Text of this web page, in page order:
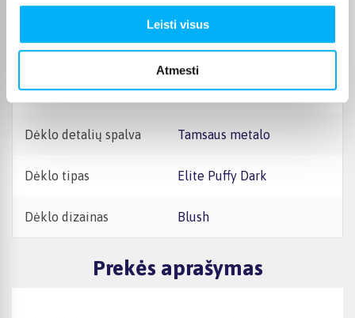
Leisti visus
Atmesti
Gamintojas Burga
Telefono gamintojas Apple
Telefono modelis iPhone 16 Pro Max
Dėklo detalių spalva Tamsaus metalo
Dėklo tipas Elite Puffy Dark
Dėklo dizainas Blush
Prekės aprašymas